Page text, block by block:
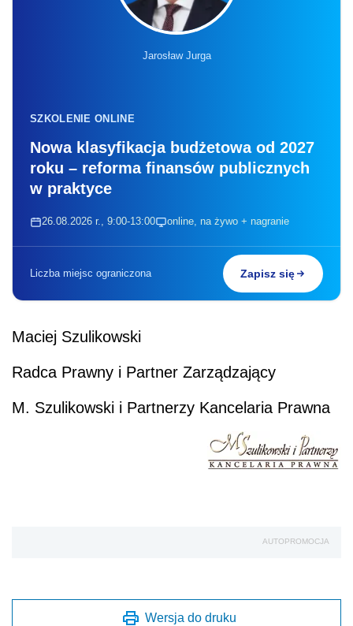
Jarosław Jurga
SZKOLENIE ONLINE
Nowa klasyfikacja budżetowa od 2027
roku – reforma finansów publicznych
w praktyce
26.08.2026 r., 9:00-13:00 online, na żywo + nagranie
Liczba miejsc ograniczona Zapisz się
Maciej Szulikowski
Radca Prawny i Partner Zarządzający
M. Szulikowski i Partnerzy Kancelaria Prawna
AUTOPROMOCJA
Wersja do druku